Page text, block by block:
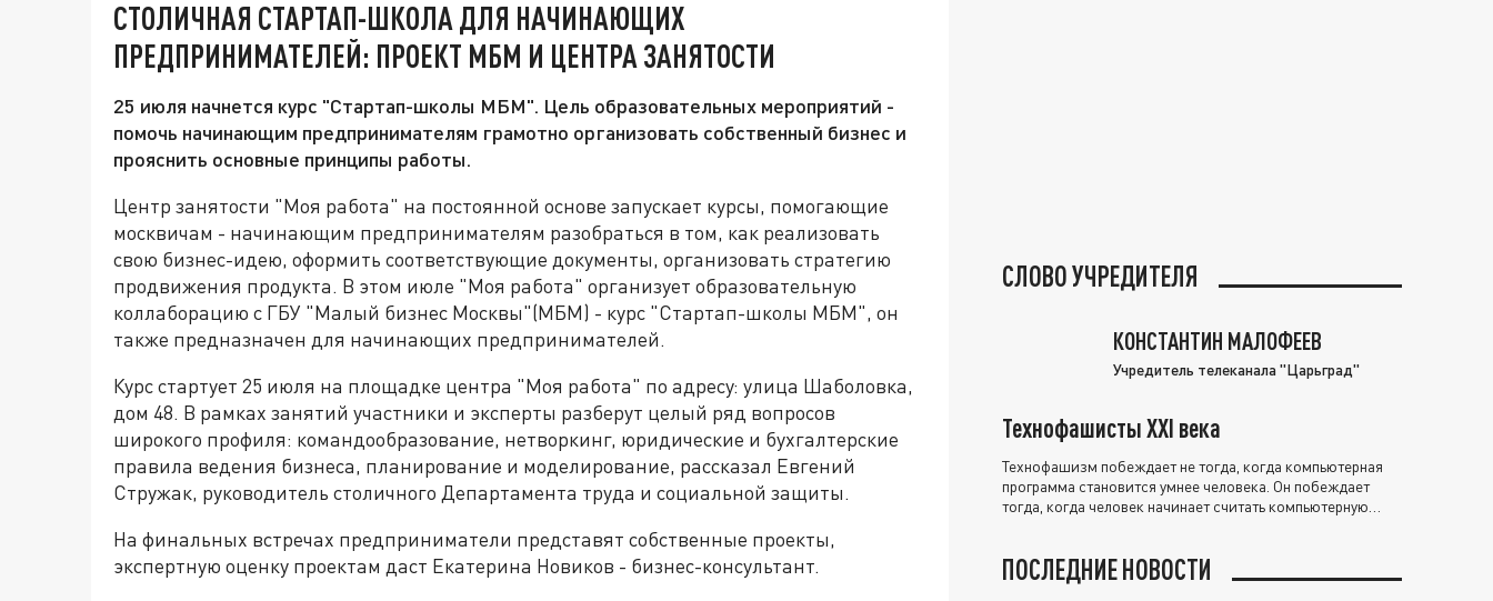
СТОЛИЧНАЯ СТАРТАП-ШКОЛА ДЛЯ НАЧИНАЮЩИХ
ПРЕДПРИНИМАТЕЛЕЙ: ПРОЕКТ МБМ И ЦЕНТРА ЗАНЯТОСТИ
25 июля начнется курс "Стартап-школы МБМ". Цель образовательных мероприятий -
помочь начинающим предпринимателям грамотно организовать собственный бизнес и
прояснить основные принципы работы.
Центр занятости "Моя работа" на постоянной основе запускает курсы, помогающие
москвичам - начинающим предпринимателям разобраться в том, как реализовать
свою бизнес-идею, оформить соответствующие документы, организовать стратегию
продвижения продукта. В этом июле "Моя работа" организует образовательную
коллаборацию с ГБУ "Малый бизнес Москвы"(МБМ) - курс "Стартап-школы МБМ", он
также предназначен для начинающих предпринимателей.
Курс стартует 25 июля на площадке центра "Моя работа" по адресу: улица Шаболовка,
дом 48. В рамках занятий участники и эксперты разберут целый ряд вопросов
широкого профиля: командообразование, нетворкинг, юридические и бухгалтерские
правила ведения бизнеса, планирование и моделирование, рассказал Евгений
Стружак, руководитель столичного Департамента труда и социальной защиты.
На финальных встречах предприниматели представят собственные проекты,
экспертную оценку проектам даст Екатерина Новиков - бизнес-консультант.
СЛОВО УЧРЕДИТЕЛЯ
КОНСТАНТИН МАЛОФЕЕВ
Учредитель телеканала "Царьград"
Технофашисты XXI века
Технофашизм побеждает не тогда, когда компьютерная
программа становится умнее человека. Он побеждает
тогда, когда человек начинает считать компьютерную
ПОСЛЕДНИЕ НОВОСТИ